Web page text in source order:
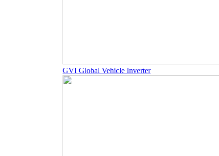
GVI Global Vehicle Inverter